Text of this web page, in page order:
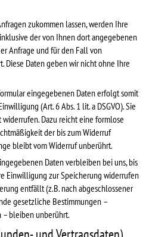
zukommen lassen, werden Ihre
der von Ihnen dort angegebenen
Anfrage und für den Fall von
Diese Daten geben wir nicht ohne Ihre
eingegebenen Daten erfolgt somit
(Art. 6 Abs. 1 lit. a DSGVO). Sie
Dazu reicht eine formlose
der bis zum Widerruf
bleibt vom Widerruf unberührt.
Daten verbleiben bei uns, bis
Einwilligung zur Speicherung widerrufen
entfällt (z.B. nach abgeschlossener
gesetzliche Bestimmungen –
– bleiben unberührt.
und Vertragsdaten)